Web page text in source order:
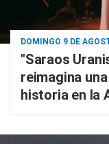
DOMINGO 9 DE
"Saraos
reimagina
historia en la